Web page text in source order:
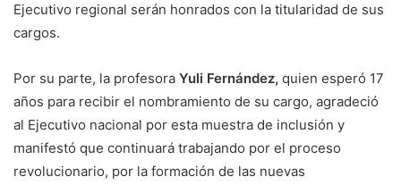
Ejecutivo regional serán honrados con la titularidad de sus
cargos.
Por su parte, la profesora Yuli Fernández, quien esperó 17
años para recibir el nombramiento de su cargo, agradeció
al Ejecutivo nacional por esta muestra de inclusión y
manifestó que continuará trabajando por el proceso
revolucionario, por la formación de las nuevas